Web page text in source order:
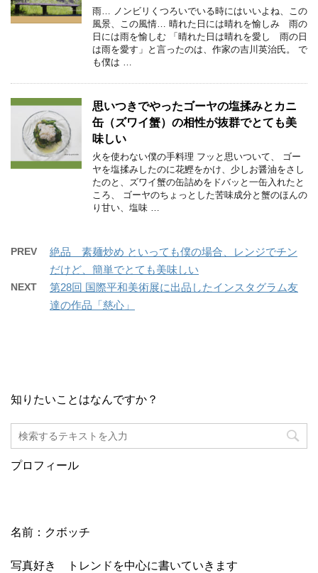
雨… ノンビリくつろいでいる時にはいいよね、この
風景、この風情… 晴れた日には晴れを愉しみ 雨の
日には雨を愉しむ 「晴れた日は晴れを愛し 雨の日
は雨を愛す」と言ったのは、作家の吉川英治氏。 で
も僕は …
思いつきでやったゴーヤの塩揉みとカニ
缶（ズワイ蟹）の相性が抜群でとても美
味しい
火を使わない僕の手料理 フッと思いついて、 ゴー
ヤを塩揉みしたのに花鰹をかけ、少しお醤油をさし
たのと、ズワイ蟹の缶詰めをドバッと一缶入れたと
ころ、 ゴーヤのちょっとした苦味成分と蟹のほんの
り甘い、塩味 …
PREV
絶品 素麺炒め といっても僕の場合、レンジでチン
だけど、簡単でとても美味しい
NEXT
第28回 国際平和美術展に出品したインスタグラム友
達の作品「慈心」
知りたいことはなんですか？
プロフィール
名前：クボッチ
写真好き トレンドを中心に書いていきます